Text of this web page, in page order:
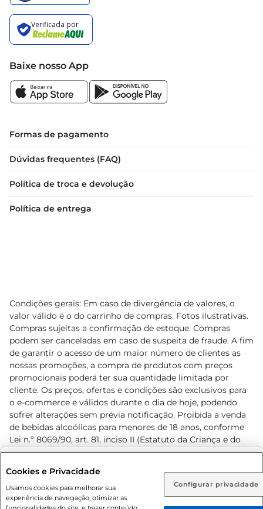
Rio de Janeiro (RJ) Goiás (GO)
Ou
Baixe nosso App
Formas de pagamento
Dúvidas frequentes (FAQ)
Política de troca e devolução
Política de entrega
Condições gerais: Em caso de divergência de valores, o
valor válido é o do carrinho de compras. Fotos ilustrativas.
Compras sujeitas a confirmação de estoque. Compras
podem ser canceladas em caso de suspeita de fraude. A fim
de garantir o acesso de um maior número de clientes as
nossas promoções, a compra de produtos com preços
promocionais poderá ter sua quantidade limitada por
cliente. Os preços, ofertas e condições são exclusivos para
o e-commerce e válidos durante o dia de hoje, podendo
sofrer alterações sem prévia notificação. Proibida a venda
de bebidas alcoólicas para menores de 18 anos, conforme
Lei n.º 8069/90, art. 81, inciso II (Estatuto da Criança e do
Adolescente). Preços e condições exclusivos para o
prévio. O valor mínimo para as compras on-line é de R$
80,00.
Cookies e Privacidade
Usamos cookies para melhorar sua
experiência de navegação, otimizar as
Configurar privacidade